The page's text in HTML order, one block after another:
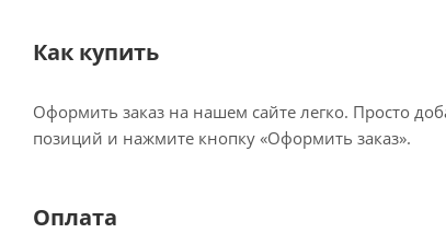
Как купить
Оформить заказ на нашем сайте легко. Просто
позиций и нажмите кнопку «Оформить заказ».
Оплата